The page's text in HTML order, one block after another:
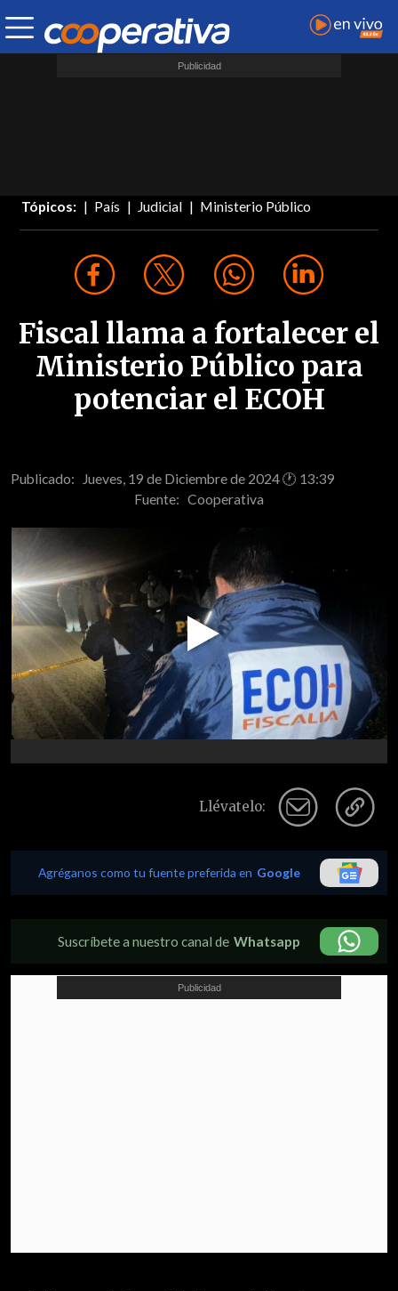
Tópicos: País Judicial Ministerio Público
Fiscal llama a fortalecer el
Ministerio Público para
potenciar el ECOH
Publicado: Jueves, 19 de Diciembre de 2024 🕐 13:39
Fuente: Cooperativa
Play
Video
Llévatelo:
Agréganos como tu fuente preferida en Google
Suscríbete a nuestro canal de Whatsapp